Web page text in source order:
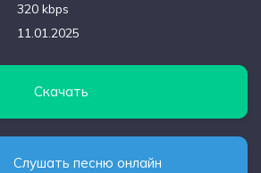
320 kbps
11.01.2025
Скачать
Слушать песню онлайн